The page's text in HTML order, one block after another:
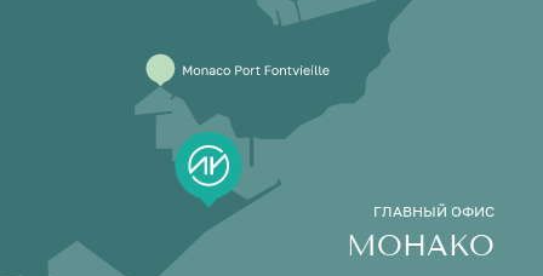
ГЛАВНЫЙ ОФИС
МОНАКО